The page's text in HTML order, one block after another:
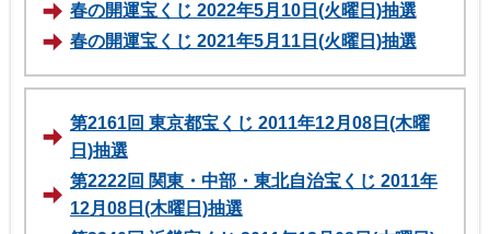
春の開運宝くじ 2022年5月10日(火曜日)抽選
春の開運宝くじ 2021年5月11日(火曜日)抽選
第2161回 東京都宝くじ 2011年12月08日(木曜
日)抽選
第2222回 関東・中部・東北自治宝くじ 2011年
12月08日(木曜日)抽選